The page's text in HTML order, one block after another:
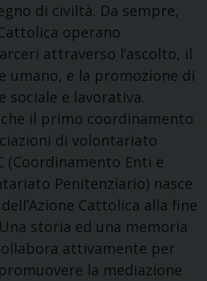
di civiltà. Da sempre,
operano
attraverso l’ascolto, il
umano, e la promozione di
sociale e lavorativa.
il primo coordinamento
di volontariato
(Coordinamento Enti e
Penitenziario) nasce
Cattolica alla fine
storia ed una memoria
attivamente per
la mediazione